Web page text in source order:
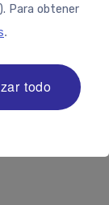
Para obtener
.
todo